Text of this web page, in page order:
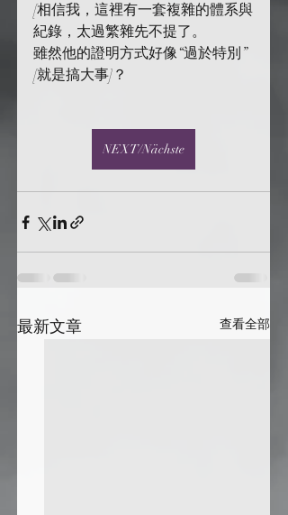
[相信我，這裡有一套複雜的體系與
紀錄，太過繁雜先不提了。
雖然他的證明方式好像“過於特別”
[就是搞大事]？
NEXT/Nächste
最新文章 查看全部